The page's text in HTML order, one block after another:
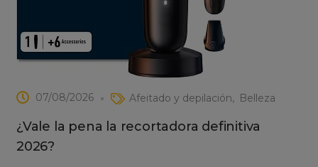
07/08/2026 Afeitado y depilación Belleza
¿Vale la pena la recortadora definitiva
2026?